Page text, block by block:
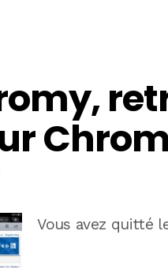
Vous avez quitté